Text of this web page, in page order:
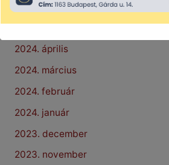
2024. június
2024. április
2024. március
2024. február
2024. január
2023. december
2023. november